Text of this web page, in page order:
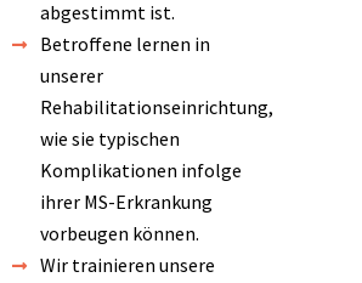
abgestimmt ist.
Betroffene lernen in
unserer
Rehabilitationseinrichtung,
wie sie typischen
Komplikationen infolge
ihrer MS-Erkrankung
vorbeugen können.
Wir trainieren unsere